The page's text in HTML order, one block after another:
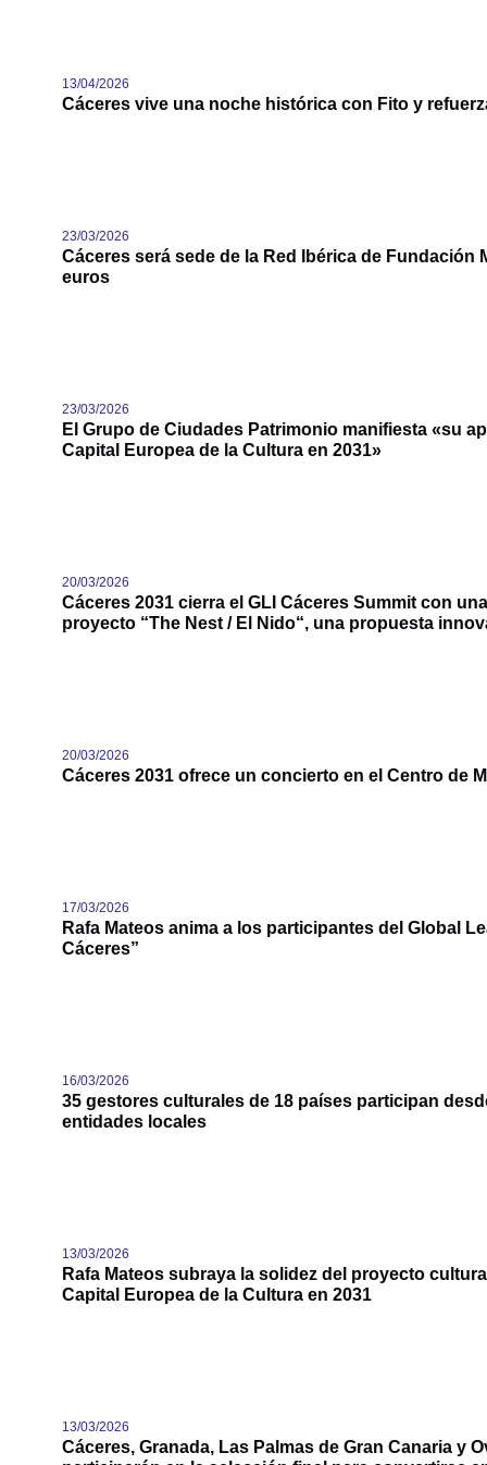
13/04/2026
Cáceres vive una noche histórica con Fito y
23/03/2026
Cáceres será sede de la Red Ibérica de
euros
23/03/2026
El Grupo de Ciudades Patrimonio manifiesta «su
Capital Europea de la Cultura en 2031»
20/03/2026
Cáceres 2031 cierra el GLI Cáceres Summit con
proyecto “The Nest / El Nido“, una propuesta
20/03/2026
Cáceres 2031 ofrece un concierto en el Centro de
17/03/2026
Rafa Mateos anima a los participantes del Global
Cáceres”
16/03/2026
35 gestores culturales de 18 países participan
entidades locales
13/03/2026
Rafa Mateos subraya la solidez del proyecto
Capital Europea de la Cultura en 2031
13/03/2026
Cáceres, Granada, Las Palmas de Gran Canaria y